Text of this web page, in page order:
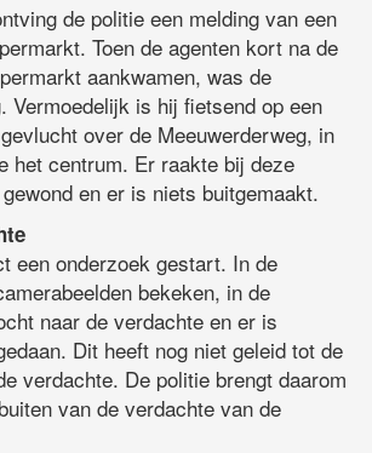
de politie een melding van een
Toen de agenten kort na de
aankwamen, was de
Vermoedelijk is hij fietsend op een
over de Meeuwerderweg, in
het centrum. Er raakte bij deze
en er is niets buitgemaakt.
een onderzoek gestart. In de
bekeken, in de
naar de verdachte en er is
Dit heeft nog niet geleid tot de
verdachte. De politie brengt daarom
van de verdachte van de